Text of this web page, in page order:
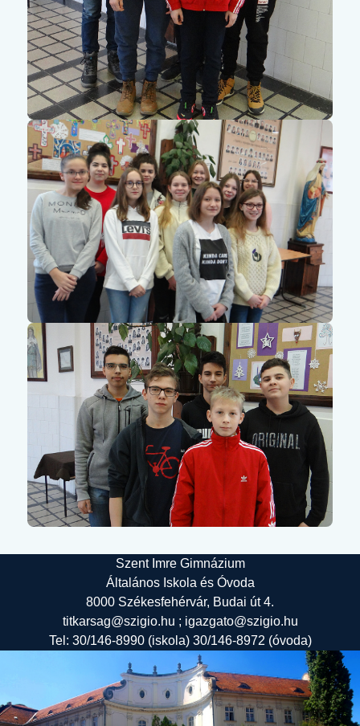
Szent Imre Gimnázium
Általános Iskola és Óvoda
8000 Székesfehérvár, Budai út 4.
titkarsag@szigio.hu ; igazgato@szigio.hu
Tel: 30/146-8990 (iskola) 30/146-8972 (óvoda)